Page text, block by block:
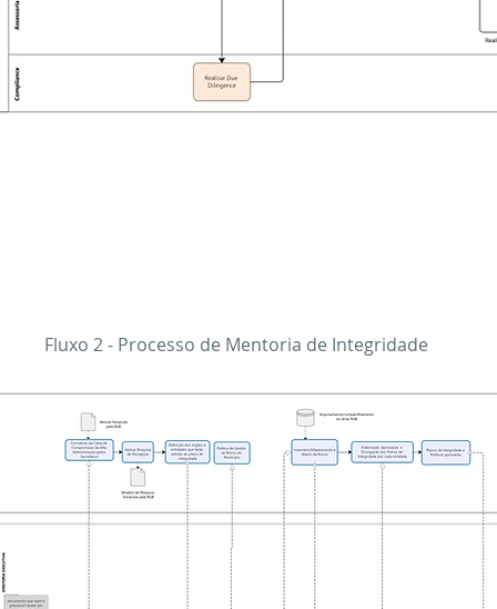
Fluxo 2 - Processo de Mentoria de Integridade